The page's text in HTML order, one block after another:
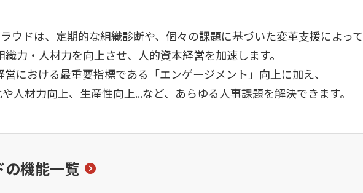
ウドは、定期的な組織診断や、個々の課題に基づいた変革支援によって
織力・人材力を向上させ、人的資本経営を加速します。
における最重要指標である「エンゲージメント」向上に加え、
人材力向上、生産性向上...など、あらゆる人事課題を解決できます。
の機能一覧